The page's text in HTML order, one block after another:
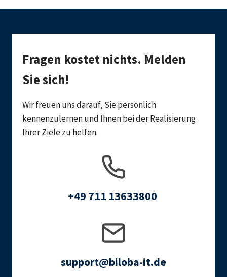
Fragen kostet nichts. Melden
Sie sich!
Wir freuen uns darauf, Sie persönlich
kennenzulernen und Ihnen bei der Realisierung
Ihrer Ziele zu helfen.
+49 711 13633800
support@biloba-it.de